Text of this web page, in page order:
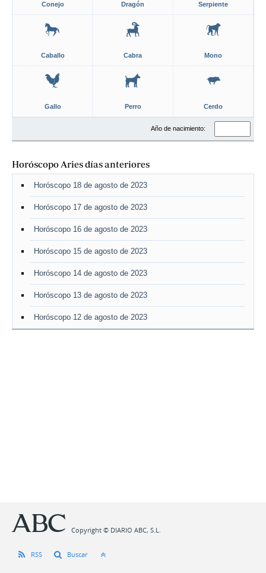
Conejo Dragón Serpiente
Caballo Cabra Mono
Gallo Perro Cerdo
Año de nacimiento:
Horóscopo Aries días anteriores
Horóscopo 18 de agosto de 2023
Horóscopo 17 de agosto de 2023
Horóscopo 16 de agosto de 2023
Horóscopo 15 de agosto de 2023
Horóscopo 14 de agosto de 2023
Horóscopo 13 de agosto de 2023
Horóscopo 12 de agosto de 2023
Copyright © DIARIO ABC, S.L.
RSS Buscar